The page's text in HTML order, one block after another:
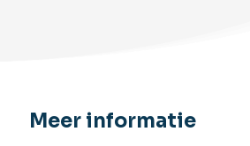
Meer informatie